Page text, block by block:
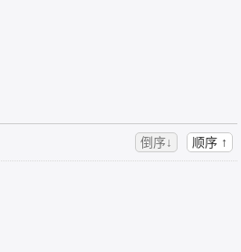
倒序↓ 顺序 ↑